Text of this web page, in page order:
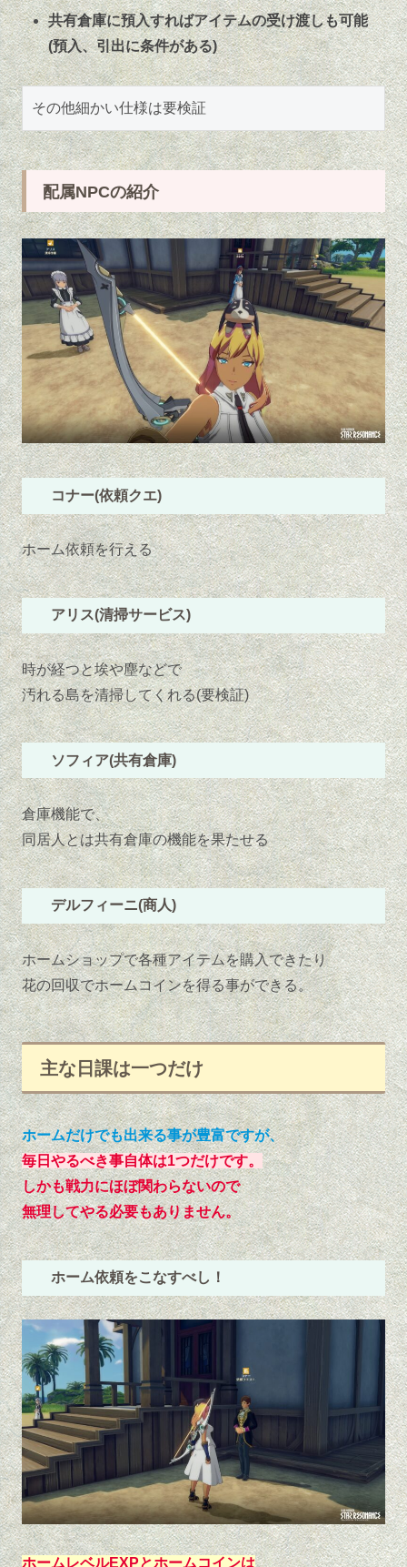
共有倉庫に預入すればアイテムの受け渡しも可能
(預入、引出に条件がある)
その他細かい仕様は要検証
配属NPCの紹介
コナー(依頼クエ)
ホーム依頼を行える
アリス(清掃サービス)
時が経つと埃や塵などで
汚れる島を清掃してくれる(要検証)
ソフィア(共有倉庫)
倉庫機能で、
同居人とは共有倉庫の機能を果たせる
デルフィーニ(商人)
ホームショップで各種アイテムを購入できたり
花の回収でホームコインを得る事ができる。
主な日課は一つだけ
ホームだけでも出来る事が豊富ですが、
毎日やるべき事自体は1つだけです。
しかも戦力にほぼ関わらないので
無理してやる必要もありません。
ホーム依頼をこなすべし！
ホームレベルEXPとホームコインは